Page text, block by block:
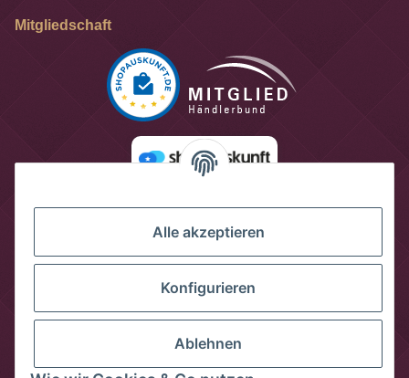
Alle akzeptieren
Konfigurieren
Ablehnen
Mitgliedschaft